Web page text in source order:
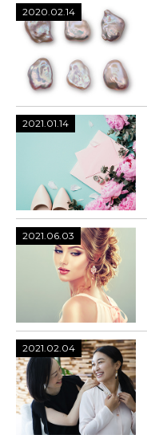
2020.02.14
2021.01.14
2021.06.03
2021.02.04